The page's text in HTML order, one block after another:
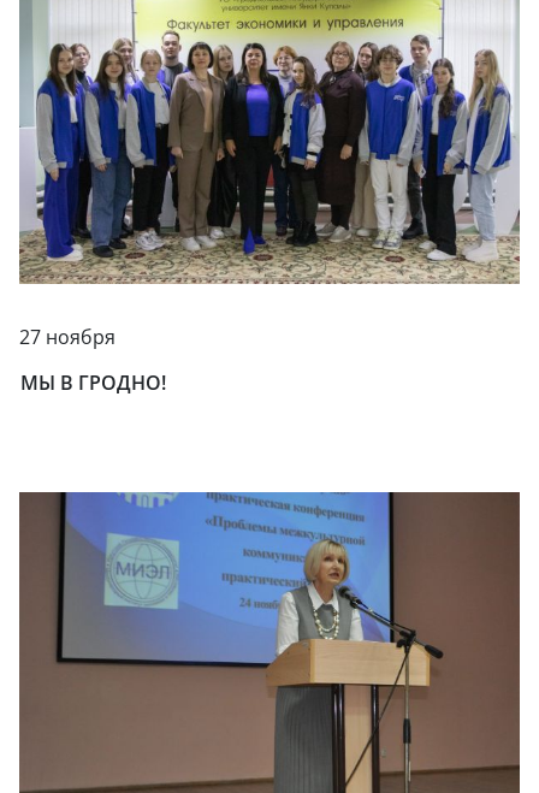
27 ноября
МЫ В ГРОДНО!